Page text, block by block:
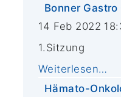
Bonner
14 Feb 2022
1.Sitzung
Weiterlesen…
Hämato-